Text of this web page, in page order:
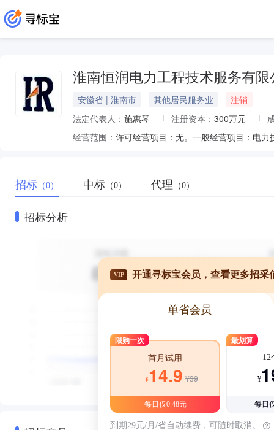
淮南恒润电力工程技术服务有限
安徽省 | 淮南市 其他居民服务业
注销
法定代表人： 施惠琴 注册资本： 300万元
经营范围：
招标 （0） 中标 （0） 代理 （0）
招标分析
VIP 开通寻标宝会员，查看更多招采
单省会员
限购一次
首月试用
¥14.9 ¥39
每日仅0.48元
最划算
12
¥
每日
到期29元/月/省自动续费，可随时取消。